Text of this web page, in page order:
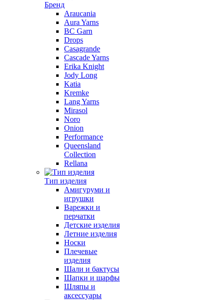
Бренд
Araucania
Aura Yarns
BC Garn
Drops
Casagrande
Cascade Yarns
Erika Knight
Jody Long
Katia
Kremke
Lang Yarns
Mirasol
Noro
Onion
Performance
Queensland
Collection
Rellana
Тип изделия
Амигуруми и
игрушки
Варежки и
перчатки
Детские изделия
Летние изделия
Носки
Плечевые
изделия
Шали и бактусы
Шапки и шарфы
Шляпы и
аксессуары